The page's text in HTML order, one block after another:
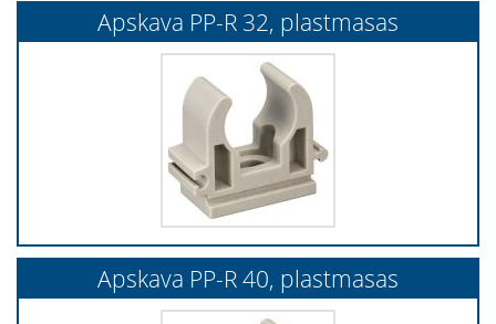
Apskava PP-R 32, plastmasas
Apskava PP-R 40, plastmasas